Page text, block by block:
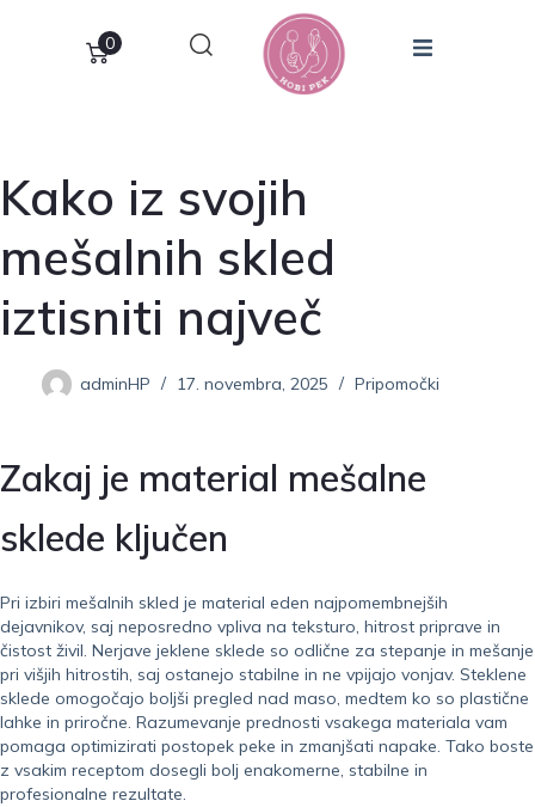
0
Kako iz svojih
mešalnih skled
iztisniti največ
adminHP 17. novembra, 2025 Pripomočki
Zakaj je material mešalne
sklede ključen
Pri izbiri mešalnih skled je material eden najpomembnejših
dejavnikov, saj neposredno vpliva na teksturo, hitrost priprave in
čistost živil. Nerjave jeklene sklede so odlične za stepanje in mešanje
pri višjih hitrostih, saj ostanejo stabilne in ne vpijajo vonjav. Steklene
sklede omogočajo boljši pregled nad maso, medtem ko so plastične
lahke in priročne. Razumevanje prednosti vsakega materiala vam
pomaga optimizirati postopek peke in zmanjšati napake. Tako boste
z vsakim receptom dosegli bolj enakomerne, stabilne in
profesionalne rezultate.